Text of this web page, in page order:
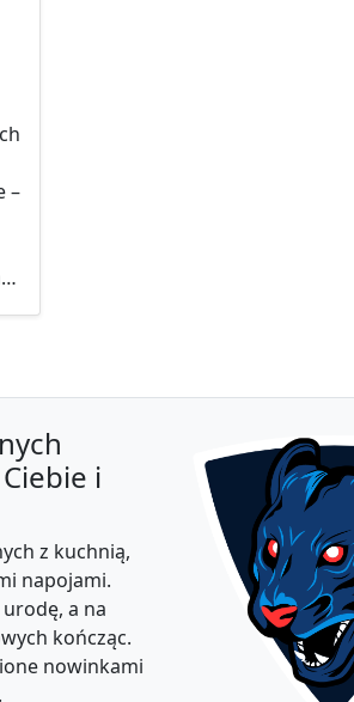
–
i
z kuchnią,
napojami.
a na
kończąc.
nowinkami